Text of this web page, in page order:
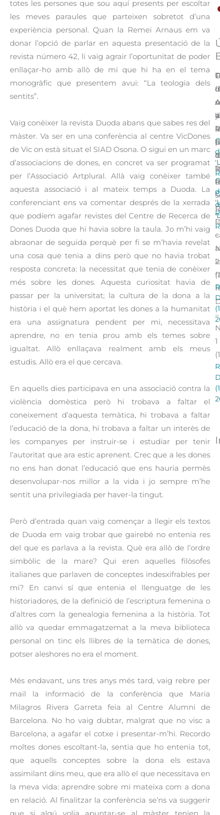
totes les persones que sou aquí presents per escoltar
les meves paraules que parteixen sobretot d’una
experiència personal. Quan la Remei Arnaus em va
donar l’opció de parlar en aquesta presentació de la
revista número 42, li vaig agrair l’oportunitat de poder
enllaçar-ho amb allò de mi que hi ha en el tema
monogràfic que presentem avui: “La teologia dels
sentits”.
Vaig conèixer la revista Duoda abans que sabes res del
màster. Va ser en una conferència al centre VicDones
de Vic on està situat el SIAD Osona. O sigui en un marc
d’associacions de dones, en concret va ser programat
per l’Associació Artplural. Allà vaig conèixer també
aquesta associació i al mateix temps a Duoda. La
conferenciant ens va comentar després de la xerrada
que podíem agafar revistes del Centre de Recerca de
Dones Duoda que hi havia sobre la taula. Jo m’hi vaig
abraonar de seguida perquè per fi se m’havia revelat
una cosa que tenia a dins però que no havia trobat
resposta concreta: la necessitat que tenia de conèixer
més sobre les dones. Aquesta curiositat havia de
passar per la universitat; la cultura de la dona a la
història i el què hem aportat les dones a la humanitat
era una assignatura pendent per mi, necessitava
aprendre, no en tenia prou amb els temes sobre
igualtat. Allò enllaçava realment amb els meus
estudis. Allò era el que cercava.
En aquells dies participava en una associació contra la
violència domèstica però hi trobava a faltar el
coneixement d’aquesta temàtica, hi trobava a faltar
l’educació de la dona, hi trobava a faltar un interès de
les companyes per instruir-se i estudiar per tenir
l’autoritat que ara estic aprenent. Crec que a les dones
no ens han donat l’educació que ens hauria permès
desenvolupar-nos millor a la vida i jo sempre m’he
sentit una privilegiada per haver-la tingut.
Però d’entrada quan vaig començar a llegir els textos
de Duoda em vaig trobar que gairebé no entenia res
del que es parlava a la revista. Què era allò de l’ordre
simbòlic de la mare? Qui eren aquelles filòsofes
italianes que parlaven de conceptes indesxifrables per
mi? En canvi sí que entenia el llenguatge de les
historiadores, de la definició de l’escriptura femenina o
d’altres com la genealogia femenina a la història. Tot
allò va quedar emmagatzemat a la meva biblioteca
personal on tinc els llibres de la temàtica de dones,
potser aleshores no era el moment.
Més endavant, uns tres anys més tard, vaig rebre per
mail la informació de la conferència que Maria
Milagros Rivera Garreta feia al Centre Alumni de
Barcelona. No ho vaig dubtar, malgrat que no visc a
Barcelona, a agafar el cotxe i presentar-m’hi. Recordo
moltes dones escoltant-la, sentia que ho entenia tot,
que aquells conceptes sobre la dona els estava
assimilant dins meu, que era allò el que necessitava en
la meva vida: aprendre sobre mi mateixa com a dona
en relació. Al finalitzar la conferència se’ns va suggerir
a
y
–
a
–
1
–
2